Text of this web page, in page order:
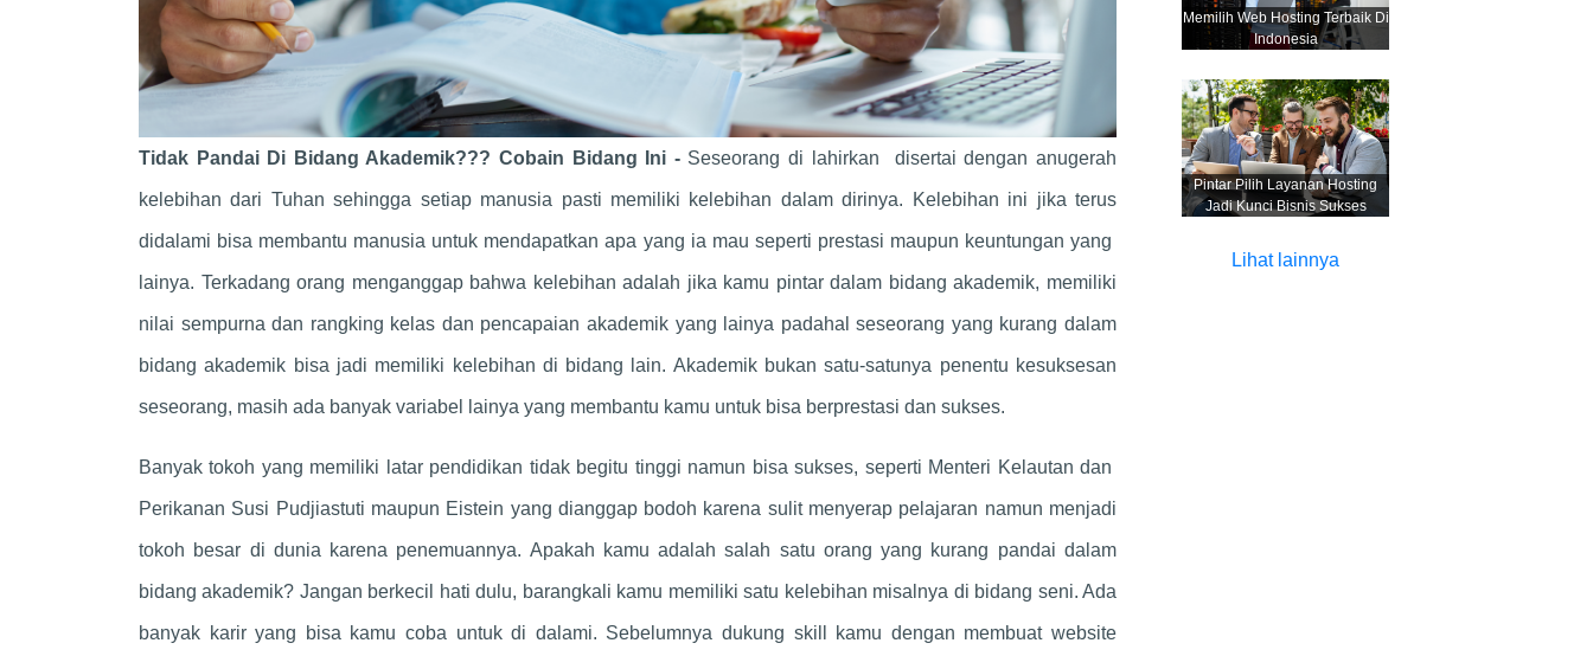
Tidak Pandai Di Bidang Akademik??? Cobain Bidang Ini - Seseorang di lahirkan disertai dengan anugerah
kelebihan dari Tuhan sehingga setiap manusia pasti memiliki kelebihan dalam dirinya. Kelebihan ini jika terus
didalami bisa membantu manusia untuk mendapatkan apa yang ia mau seperti prestasi maupun keuntungan yang
lainya. Terkadang orang menganggap bahwa kelebihan adalah jika kamu pintar dalam bidang akademik, memiliki
nilai sempurna dan rangking kelas dan pencapaian akademik yang lainya padahal seseorang yang kurang dalam
bidang akademik bisa jadi memiliki kelebihan di bidang lain. Akademik bukan satu-satunya penentu kesuksesan
seseorang, masih ada banyak variabel lainya yang membantu kamu untuk bisa berprestasi dan sukses.
Banyak tokoh yang memiliki latar pendidikan tidak begitu tinggi namun bisa sukses, seperti Menteri Kelautan dan
Perikanan Susi Pudjiastuti maupun Eistein yang dianggap bodoh karena sulit menyerap pelajaran namun menjadi
tokoh besar di dunia karena penemuannya. Apakah kamu adalah salah satu orang yang kurang pandai dalam
bidang akademik? Jangan berkecil hati dulu, barangkali kamu memiliki satu kelebihan misalnya di bidang seni. Ada
banyak karir yang bisa kamu coba untuk di dalami. Sebelumnya dukung skill kamu dengan membuat website
Memilih Web Hosting Terbaik Di
Indonesia
Pintar Pilih Layanan Hosting
Jadi Kunci Bisnis Sukses
Lihat lainnya